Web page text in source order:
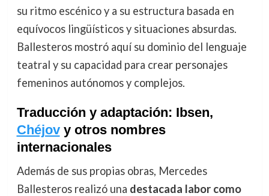
su ritmo escénico y a su estructura basada en
equívocos lingüísticos y situaciones absurdas.
Ballesteros mostró aquí su dominio del lenguaje
teatral y su capacidad para crear personajes
femeninos autónomos y complejos.
Traducción y adaptación: Ibsen,
Chéjovy otros nombres
internacionales
Además de sus propias obras, Mercedes
Ballesteros realizó una destacada labor como